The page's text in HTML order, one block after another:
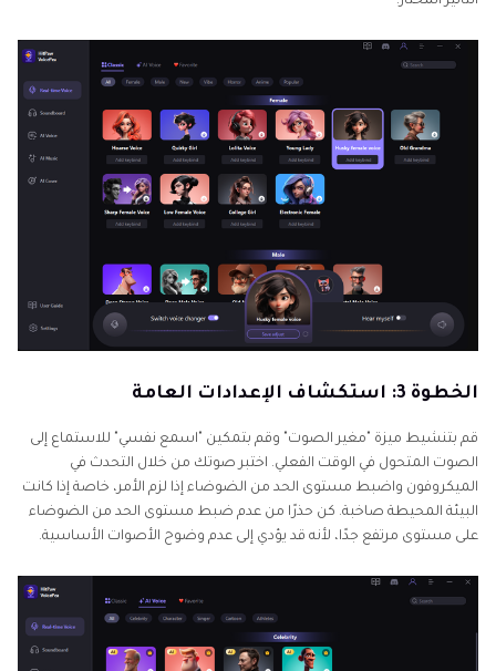
الخطوة 3: استكشاف الإعدادات العامة
قم بتنشيط ميزة "مغير الصوت" وقم بتمكين "اسمع نفسي" للاستماع إلى
الصوت المتحول في الوقت الفعلي. اختبر صوتك من خلال التحدث في
الميكروفون واضبط مستوى الحد من الضوضاء إذا لزم الأمر، خاصة إذا كانت
البيئة المحيطة صاخبة. كن حذرًا من عدم ضبط مستوى الحد من الضوضاء
على مستوى مرتفع جدًا، لأنه قد يؤدي إلى عدم وضوح الأصوات الأساسية.